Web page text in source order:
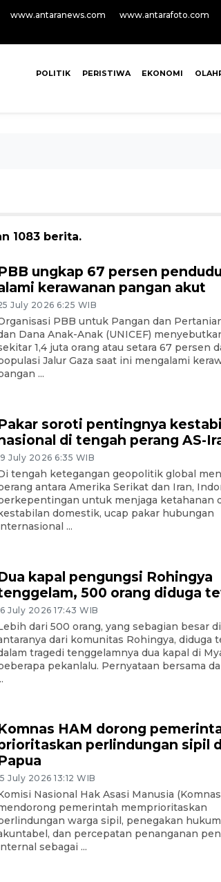
www.antaranews.com www.antarafoto.com
POLITIK PERISTIWA EKONOMI
1083 berita.
ungkap 67 persen
kerawanan pangan akut
July 2026 6:25 WIB
PBB untuk Pangan dan
Dana Anak-Anak (UNICEF)
1,4 juta orang atau setara 67 persen
Jalur Gaza saat ini mengalami
...
soroti pentingnya
di tengah perang AS-
July 2026 6:35 WIB
tengah ketegangan geopolitik global
antara Amerika Serikat dan Iran,
untuk menjaga ketahanan
domestik, ucap pakar hubungan
...
kapal pengungsi Rohingya
500 orang diduga
July 2026 17:43 WIB
dari 500 orang, yang sebagian besar di
dari komunitas Rohingya, diduga
tragedi tenggelamnya dua kapal di
pekanlalu. Pernyataan bersama
HAM dorong
perlindungan sipil
July 2026 13:12 WIB
Nasional Hak Asasi Manusia
pemerintah memprioritaskan
warga sipil, penegakan
dan percepatan penanganan
sebagai ...